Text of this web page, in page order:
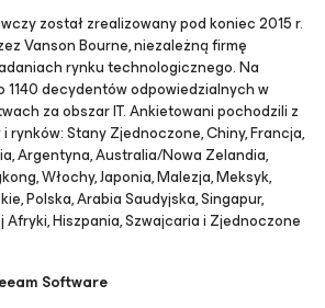
został zrealizowany pod koniec 2015 r.
Vanson Bourne, niezależną firmę
rynku technologicznego. Na
1140 decydentów odpowiedzialnych w
za obszar IT. Ankietowani pochodzili z
Stany Zjednoczone, Chiny, Francja,
Argentyna, Australia/Nowa Zelandia,
Włochy, Japonia, Malezja, Meksyk,
Polska, Arabia Saudyjska, Singapur,
Afryki, Hiszpania, Szwajcaria i Zjednoczone
Software